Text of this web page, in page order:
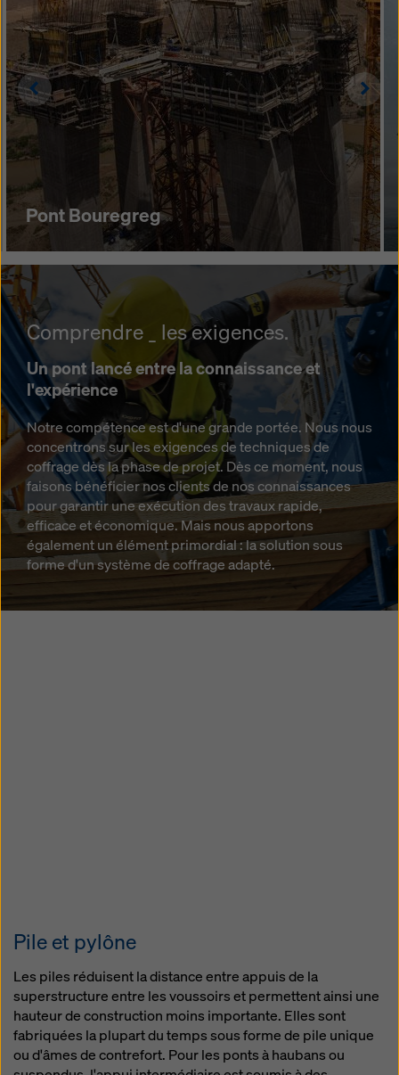
Pont Bouregreg
Left
Comprendre _ les exigences.
Un pont lancé entre la connaissance et
l'expérience
Notre compétence est d'une grande portée. Nous nous
concentrons sur les exigences de techniques de
coffrage dès la phase de projet. Dès ce moment, nous
faisons bénéficier nos clients de nos connaissances
pour garantir une exécution des travaux rapide,
efficace et économique. Mais nous apportons
également un élément primordial : la solution sous
forme d'un système de coffrage adapté.
Pile et pylône
Les piles réduisent la distance entre appuis de la
superstructure entre les voussoirs et permettent ainsi une
hauteur de construction moins importante. Elles sont
fabriquées la plupart du temps sous forme de pile unique
ou d'âmes de contrefort. Pour les ponts à haubans ou